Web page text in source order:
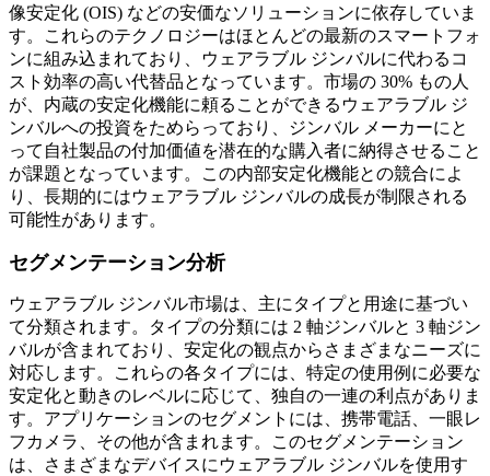
像安定化 (OIS) などの安価なソリューションに依存していま
す。これらのテクノロジーはほとんどの最新のスマートフォ
ンに組み込まれており、ウェアラブル ジンバルに代わるコ
スト効率の高い代替品となっています。市場の 30% もの人
が、内蔵の安定化機能に頼ることができるウェアラブル ジ
ンバルへの投資をためらっており、ジンバル メーカーにと
って自社製品の付加価値を潜在的な購入者に納得させること
が課題となっています。この内部安定化機能との競合によ
り、長期的にはウェアラブル ジンバルの成長が制限される
可能性があります。
セグメンテーション分析
ウェアラブル ジンバル市場は、主にタイプと用途に基づい
て分類されます。タイプの分類には 2 軸ジンバルと 3 軸ジン
バルが含まれており、安定化の観点からさまざまなニーズに
対応します。これらの各タイプには、特定の使用例に必要な
安定化と動きのレベルに応じて、独自の一連の利点がありま
す。アプリケーションのセグメントには、携帯電話、一眼レ
フカメラ、その他が含まれます。このセグメンテーション
は、さまざまなデバイスにウェアラブル ジンバルを使用す